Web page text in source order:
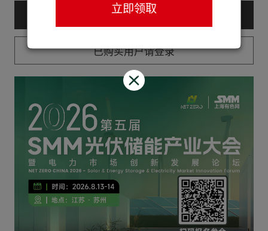
— 购买服务后查看全文 —
已购买用户请登录
立即领取